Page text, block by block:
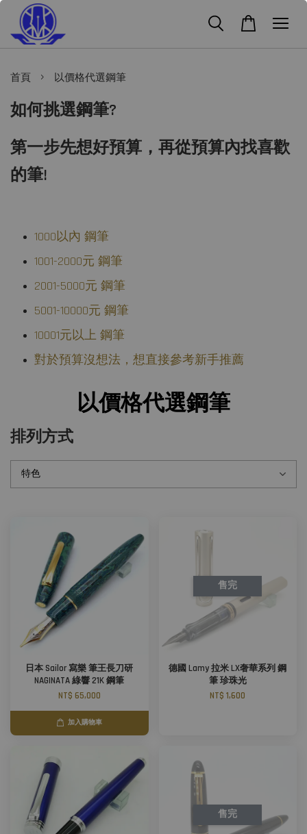
首頁 › 以價格代選鋼筆
如何挑選鋼筆?
第一步先想好預算，再從預算內找喜歡
的筆!
1000以內 鋼筆
1001-2000元 鋼筆
2001-5000元 鋼筆
5001-10000元 鋼筆
10001元以上 鋼筆
對於預算沒想法，想直接參考新手推薦
以價格代選鋼筆
排列方式
日本 Sailor 寫樂 筆王長刀研
NAGINATA 綠響 21K 鋼筆
NT$ 65,000
加入購物車
售完
德國 Lamy 拉米 LX奢華系列 鋼
筆 珍珠光
NT$ 1,600
售完